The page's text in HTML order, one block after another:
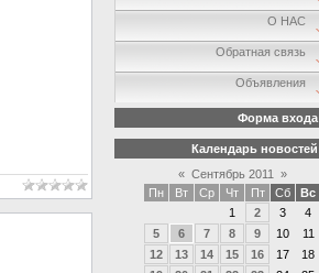
О НАС
Обратная связь
Объявления
Форма входа
Календарь новостей
« Сентябрь 2011
»
Пн
Вт Ср Чт Пт Сб
Вс
1
2 3
4
5
6 7 8 9 10
11
12
13 14 15 16 17
18